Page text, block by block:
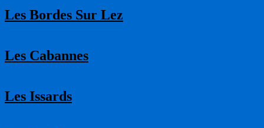
Les Bordes Sur Lez
Les Cabannes
Les Issards